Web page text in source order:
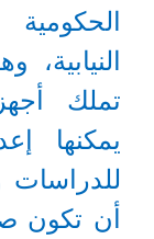
تملك
يمكنها
أن تكون